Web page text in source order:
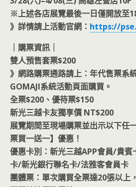
※上述各店展覽最後一日僅開放至
》詳情請上活動官網： https://
｜購票資訊｜
雙人預售套票$200
》網路購票通路請上：年代售票系
GOMAJI系統活動頁面購買。
全票$200、優待票$150
新光三越卡友獨享價 NT$200
展覽期間至現場購票並出示以下任
票買一送一】優惠！
優惠卡別：新光三越APP會員/貴
卡/新光銀行聯名卡/法雅客會員卡
團體票：單次購買全票達20張以上